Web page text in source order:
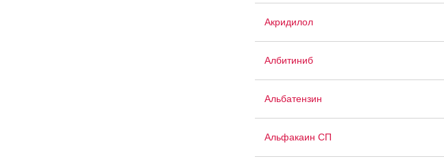
Акридилол
Албитиниб
Альбатензин
Альфакаин СП